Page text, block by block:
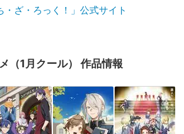
・ざ・ろっく！」公式サイト
（1月クール） 作品情報